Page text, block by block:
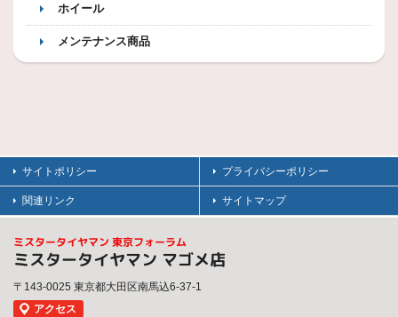
ホイール
メンテナンス商品
サイトポリシー プライバシーポリシー
関連リンク サイトマップ
ミスタータイヤマン 東京フォーラム
ミスタータイヤマン マゴメ店
〒143-0025 東京都大田区南馬込6-37-1
アクセス